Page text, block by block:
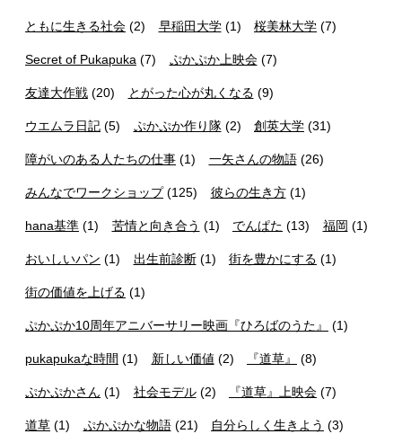
ともに生きる社会 (2) 早稲田大学(1) 桜美林大学 (7)
Secret of Pukapuka (7) ぷかぷか上映会(7)
友達大作戦 (20) とがった心が丸くなる (9)
ウエムラ日記 (5) ぷかぷか作り隊(2) 創英大学 (31)
障がいのある人たちの仕事 (1) 一矢さんの物語(26)
みんなでワークショップ(125) 彼らの生き方(1)
hana基準 (1) 苦情と向き合う (1) でんぱた (13) 福岡 (1)
おいしいパン (1) 出生前診断(1) 街を豊かにする (1)
街の価値を上げる (1)
ぷかぷか10周年アニバーサリー映画『ひろばのうた』 (1)
pukapukaな時間 (1) 新しい価値 (2) 『道草』 (8)
ぷかぷかさん (1) 社会モデル(2) 『道草』上映会 (7)
道草 (1) ぷかぷかな物語(21) 自分らしく生きよう (3)